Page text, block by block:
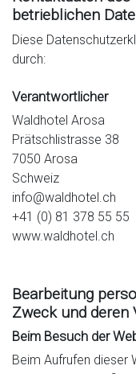
betrieblichen
Diese
durch:
Verantwortlicher
Waldhotel Arosa
Prätschlistrasse 38
7050 Arosa
Schweiz
info@waldhotel.ch
+41 (0) 81 378 55 55
www.waldhotel.ch
Bearbeitung
Zweck und deren
Beim Besuch der
Beim Aufrufen dieser